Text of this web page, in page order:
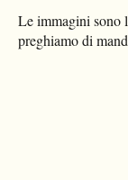
Le immagini sono
preghiamo di